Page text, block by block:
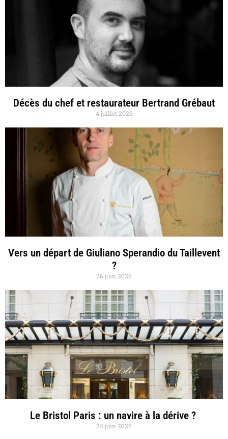
Décès du chef et restaurateur Bertrand Grébaut
4 juillet 2026
Vers un départ de Giuliano Sperandio du Taillevent
?
26 juin 2026
Le Bristol Paris : un navire à la dérive ?
24 juin 2026